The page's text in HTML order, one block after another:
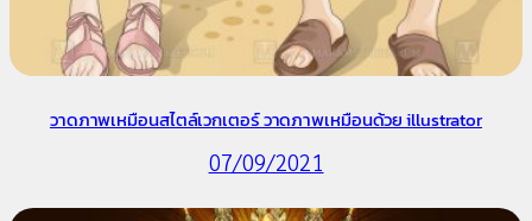
วาดภาพเหมือนสไตล์เวกเตอร์ วาดภาพเหมือนด้วย illustrator
07/09/2021